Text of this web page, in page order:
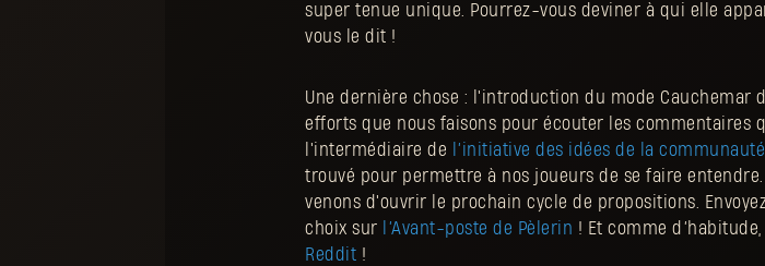
super tenue unique. Pourrez-vous deviner à qui elle
vous le dit !
Une dernière chose : l'introduction du mode Cauchemar
efforts que nous faisons pour écouter les commentaires
l'intermédiaire de
l’initiative des idées de la communauté
trouvé pour permettre à nos joueurs de se faire
venons d'ouvrir le prochain cycle de propositions.
choix sur
l’Avant-poste de Pèlerin ! Et comme
Reddit !